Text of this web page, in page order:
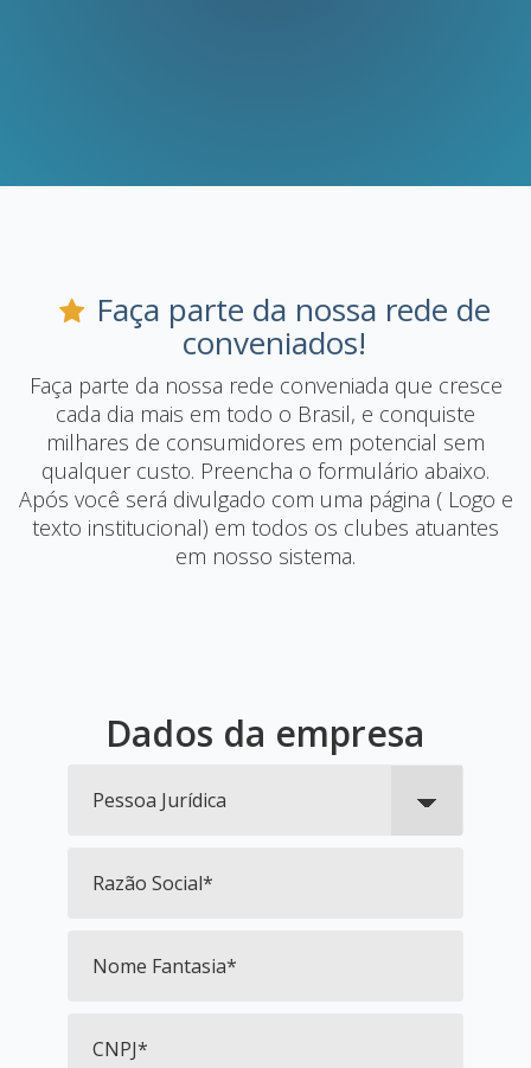
Faça parte da nossa rede de
conveniados!
Faça parte da nossa rede conveniada que cresce
cada dia mais em todo o Brasil, e conquiste
milhares de consumidores em potencial sem
qualquer custo. Preencha o formulário abaixo.
Após você será divulgado com uma página ( Logo e
texto institucional) em todos os clubes atuantes
em nosso sistema.
Dados da empresa